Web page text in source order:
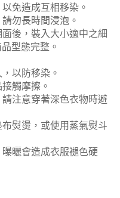
免造成互相移染。
勿長時間浸泡。
後，裝入大小適中之細
型態完整。
以防移染。
觸摩擦。
注意穿著深色衣物時避
熨燙，或使用蒸氣熨斗
曬會造成衣服褪色硬